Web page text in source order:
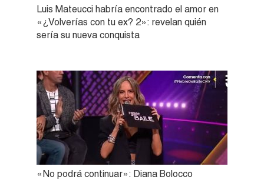
Luis Mateucci habría encontrado el amor en
«¿Volverías con tu ex? 2»: revelan quién
sería su nueva conquista
«No podrá continuar»: Diana Bolocco